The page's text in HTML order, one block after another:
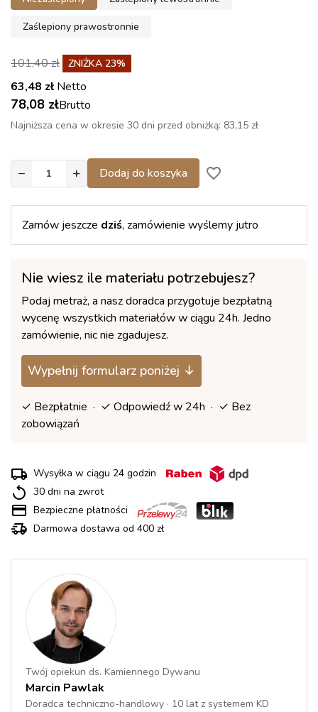
Zaślepiony prawostronnie
101,40 zł ZNIŻKA 23%
63,48 zł Netto
78,08 złBrutto
Najniższa cena w okresie 30 dni przed obniżką: 83,15 zł
− + Dodaj do koszyka favorite_border
Zamów jeszcze dziś, zamówienie wyślemy jutro
Nie wiesz ile materiału potrzebujesz?
Podaj metraż, a nasz doradca przygotuje bezpłatną
wycenę wszystkich materiałów w ciągu 24h. Jedno
zamówienie, nic nie zgadujesz.
Wypełnij formularz poniżej ↓
✓ Bezpłatnie · ✓ Odpowiedź w 24h · ✓ Bez
zobowiązań
Wysyłka w ciągu 24 godzin
30 dni na zwrot
Bezpieczne płatności
Darmowa dostawa od 400 zł
Twój opiekun ds. Kamiennego Dywanu
Marcin Pawlak
Doradca techniczno-handlowy · 10 lat z systemem KD